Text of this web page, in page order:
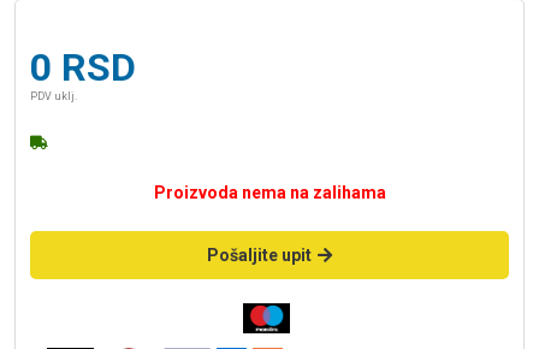
0 RSD
PDV uklj.
Proizvoda nema na zalihama
Pošaljite upit